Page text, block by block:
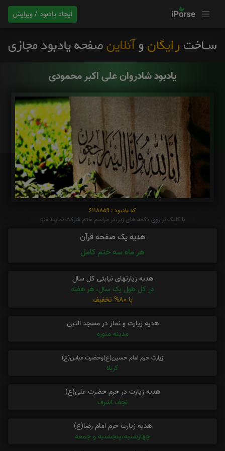
ایجاد یادبود / ویرایش
یادبود شادروان علی اکبر محمودی
کد یادبود : 6118859
با کلیک بر روی دکمه های زیر،در مراسم ختم شرکت نمایید p:0
هدیه یک صفحه قرآن
هر ماه سه ختم کامل
هدیه زیارتهای نیابتی کل سال
در کل طول یک سال، هر هفته
با 80% تخفیف
هدیه زیارت و نماز در مسجد النبی
مدینه منوره
زیارت حرم امام حسین(ع)وحضرت عباس(ع)
کربلا
هدیه زیارت در حرم حضرت علی(ع)
نجف اشرف
هدیه زیارت حرم امام رضا(ع)
چهارشنبه،پنجشنبه و جمعه